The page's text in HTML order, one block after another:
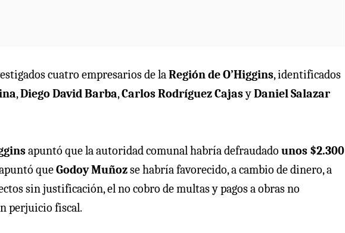
cuatro empresarios de laRegión de O’Higgins, identificados
,Diego David Barba,Carlos Rodríguez CajasyDaniel Salazar
apuntó que la autoridad comunal habría defraudado unos $2.300
queGodoy Muñozse habría favorecido, a cambio de dinero, a
sin justificación, el no cobro de multas y pagos a obras no
perjuicio fiscal.